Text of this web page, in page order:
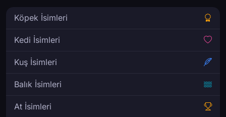
Köpek İsimleri
Kedi İsimleri
Kuş İsimleri
Balık İsimleri
At İsimleri